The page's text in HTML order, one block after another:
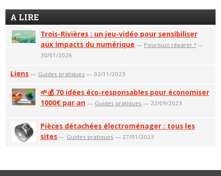
A LIRE
Trois-Rivières : un jeu-vidéo pour sensibiliser
aux impacts du numérique — Pourquoi réparer ? —
30/01/2026
Liens — Guides pratiques — 02/11/2023
🌱💰 70 idées éco-responsables pour économiser
1000€ par an — Guides pratiques — 22/09/2023
Pièces détachées électroménager : tous les
sites — Guides pratiques — 27/01/2023